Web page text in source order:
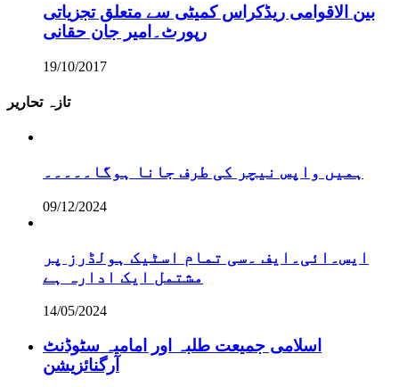
بین الاقوامی ریڈکراس کمیٹی سے متعلق تجزیاتی
رپورٹ۔امیر جان حقانی
19/10/2017
تازہ تحاریر
ہمیں واپس نیچر کی طرف جانا ہوگا۔۔۔۔۔
09/12/2024
ایس۔ائی۔ایف ۔سی تمام اسٹیک ہولڈرز پر
مشتمل ایک ادارہ ہے
14/05/2024
اسلامی جمیعت طلبہ اور امامیہ سٹوڈنٹ
آرگنائزیشن